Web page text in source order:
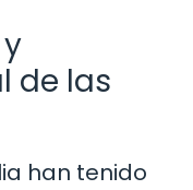
de las
han tenido